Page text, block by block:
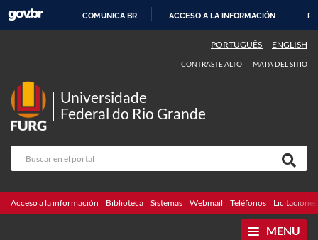
CONTENIDO
COMUNICA BR ACCESO A LA INFORMACIÓN
PORTUGUÊS ENGLISH
CONTRASTE ALTO MAPA DEL SITIO
Universidade
Federal do Rio Grande
Acceso a la información Biblioteca Sistemas Webmail Teléfonos Licitaciones
MENU